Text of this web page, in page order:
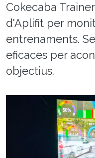
Cokecaba
d'Aplifit per
entrenaments.
eficaces per
objectius.